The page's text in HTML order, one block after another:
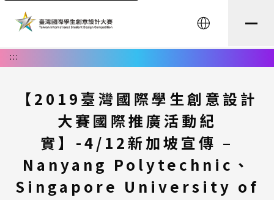
English
:::
【2019臺灣國際學生創意設計
大賽國際推廣活動紀
實】-4/12新加坡宣傳 –
Nanyang Polytechnic、
Singapore University of